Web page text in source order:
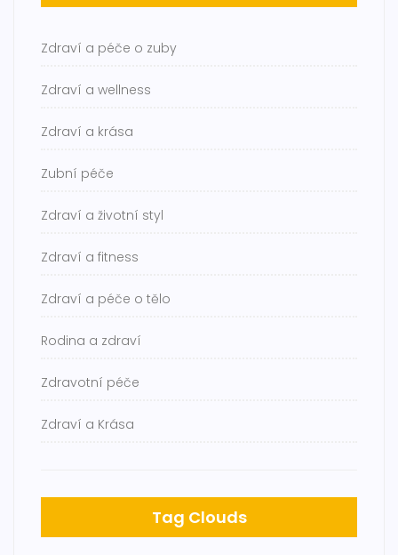
Zdraví a péče o zuby
Zdraví a wellness
Zdraví a krása
Zubní péče
Zdraví a životní styl
Zdraví a fitness
Zdraví a péče o tělo
Rodina a zdraví
Zdravotní péče
Zdraví a Krása
Tag Clouds